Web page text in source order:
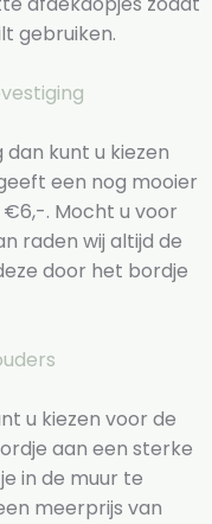
gebruiken.
kunt u kiezen
een nog mooier
. Mocht u voor
raden wij altijd de
door het bordje
u kiezen voor de
aan een sterke
in de muur te
meerprijs van